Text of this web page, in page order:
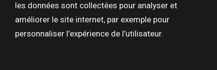
les données sont collectées pour analyser et
améliorer le site internet, par exemple pour
personnaliser l’expérience de l’utilisateur.